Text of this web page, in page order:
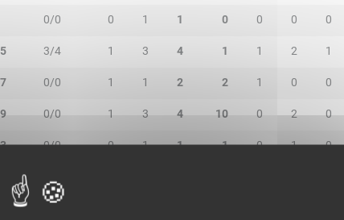
0/0 0 1 1 0 0 0 0
3/4 1 3 4 1 1 2 1
0/0 1 1 2 2 1 0 0
0/0 1 3 4 10 0 2 0
0/0 0 1 1 1 0 1 0